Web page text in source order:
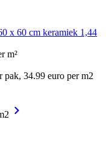
x 60 cm keramiek 1,44
m²
34.99 euro per m2